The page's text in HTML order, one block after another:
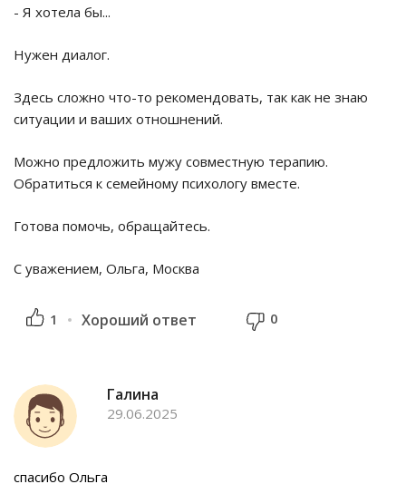
- Я хотела бы...
Нужен диалог.
Здесь сложно что-то рекомендовать, так как не знаю
ситуации и ваших отношнений.
Можно предложить мужу совместную терапию.
Обратиться к семейному психологу вместе.
Готова помочь, обращайтесь.
С уважением, Ольга, Москва
1 Хороший ответ 0
Галина
29.06.2025
спасибо Ольга